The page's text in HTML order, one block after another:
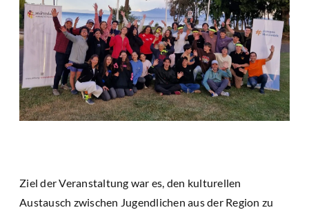
Ziel der Veranstaltung war es, den kulturellen
Austausch zwischen Jugendlichen aus der Region zu